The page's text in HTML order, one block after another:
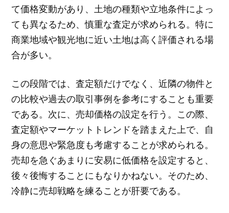
て価格変動があり、土地の種類や立地条件によっ
ても異なるため、慎重な査定が求められる。特に
商業地域や観光地に近い土地は高く評価される場
合が多い。
この段階では、査定額だけでなく、近隣の物件と
の比較や過去の取引事例を参考にすることも重要
である。次に、売却価格の設定を行う。この際、
査定額やマーケットトレンドを踏まえた上で、自
身の意思や緊急度も考慮することが求められる。
売却を急ぐあまりに安易に低価格を設定すると、
後々後悔することにもなりかねない。そのため、
冷静に売却戦略を練ることが肝要である。